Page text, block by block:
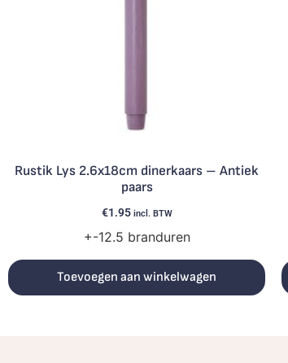
Rustik Lys 2.6x18cm dinerkaars – Antiek
paars
€1.95 incl. BTW
+-12.5 branduren
Toevoegen aan winkelwagen